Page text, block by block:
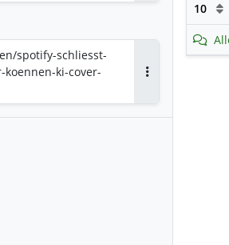
spotify-schliesst-
ki-cover-
10